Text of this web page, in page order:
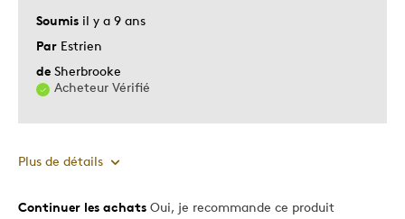
Soumis il y a 9 ans
Par Estrien
de Sherbrooke
Acheteur Vérifié
Plus de détails
Le pour
Continuer les achats Oui, je recommande ce produit